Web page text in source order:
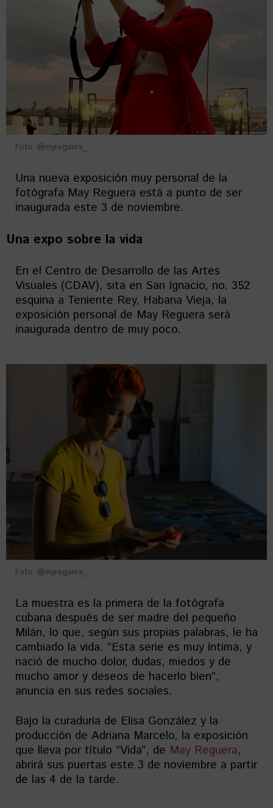
Foto: @myreguera_
Una nueva exposición muy personal de la
fotógrafa May Reguera está a punto de ser
inaugurada este 3 de noviembre.
Una expo sobre la vida
En el Centro de Desarrollo de las Artes
Visuales (CDAV), sita en San Ignacio, no. 352
esquina a Teniente Rey, Habana Vieja, la
exposición personal de May Reguera será
inaugurada dentro de muy poco.
Foto: @myreguera_
La muestra es la primera de la fotógrafa
cubana después de ser madre del pequeño
Milán, lo que, según sus propias palabras, le ha
cambiado la vida. “Esta serie es muy íntima, y
nació de mucho dolor, dudas, miedos y de
mucho amor y deseos de hacerlo bien”,
anuncia en sus redes sociales.
Bajo la curaduría de Elisa González y la
producción de Adriana Marcelo, la exposición
que lleva por título “Vida”, de May Reguera,
abrirá sus puertas este 3 de noviembre a partir
de las 4 de la tarde.